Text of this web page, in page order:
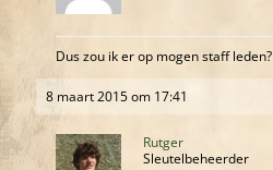
Dus zou ik er op mogen staff leden?
8 maart 2015 om 17:41
Rutger
Sleutelbeheerder